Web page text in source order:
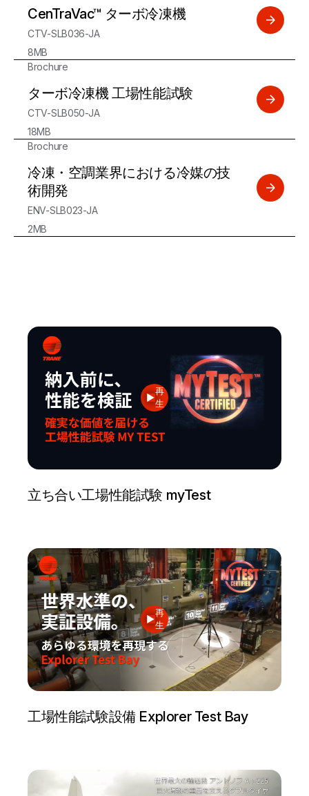
CenTraVac™ ターボ冷凍機
CTV-SLB036-JA
8MB
Brochure
ターボ冷凍機 工場性能試験
CTV-SLB050-JA
18MB
Brochure
冷凍・空調業界における冷媒の技
術開発
ENV-SLB023-JA
2MB
再
生
立ち合い工場性能試験 myTest
再
生
工場性能試験設備 Explorer Test Bay